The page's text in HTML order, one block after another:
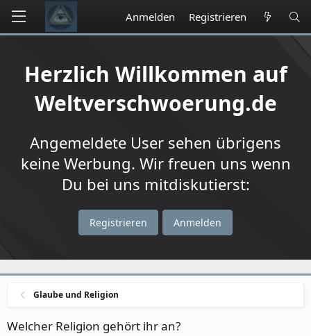
Anmelden Registrieren
Herzlich Willkommen auf
Weltverschwoerung.de
Angemeldete User sehen übrigens
keine Werbung. Wir freuen uns wenn
Du bei uns mitdiskutierst:
Registrieren Anmelden
Glaube und Religion
Welcher Religion gehört ihr an?